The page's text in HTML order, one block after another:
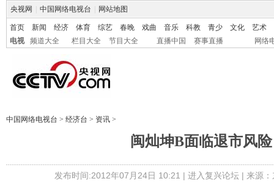
央视网 中国网络电视台 网站地图
首页 新闻 经济 体育 综艺 春晚 戏曲 音乐 科教 青少 文化
艺术
电视
频道大全 栏目大全 节目大全 直播中国 赛事直播 网络
中国网络电视台 > 经济台 > 资讯 >
闽灿坤B面临退市风险
发布时间:2012年07月24日 10:21 | 进入复兴论坛| 来源